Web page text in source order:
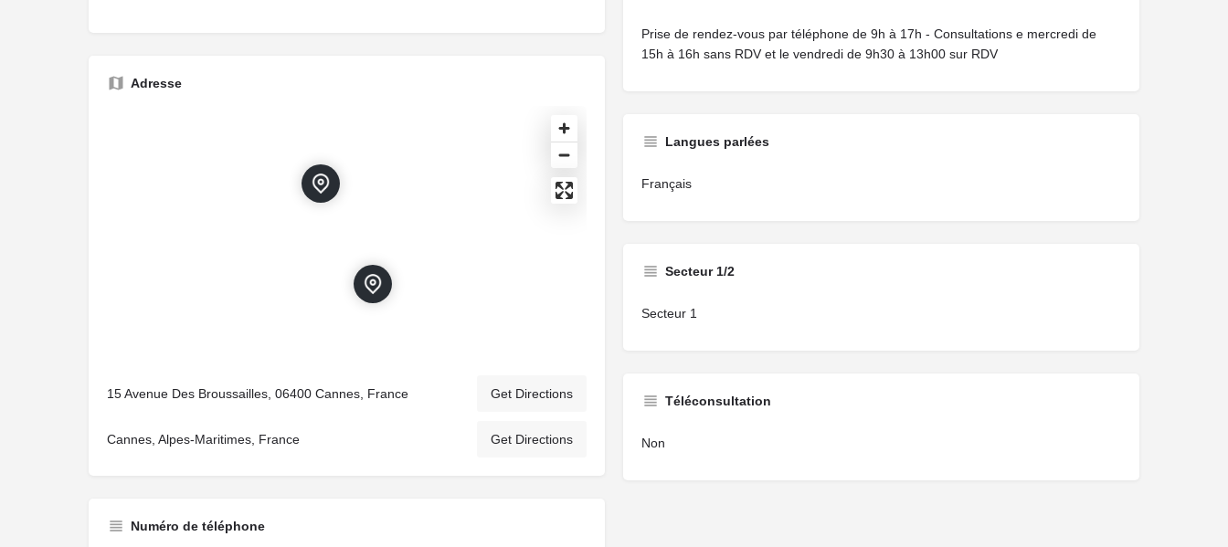
Adresse
15 Avenue Des Broussailles, 06400 Cannes, France Get Directions
Cannes, Alpes-Maritimes, France Get Directions
Numéro de téléphone
Prise de rendez-vous par téléphone de 9h à 17h - Consultations e mercredi de
15h à 16h sans RDV et le vendredi de 9h30 à 13h00 sur RDV
Langues parlées
Français
Secteur 1/2
Secteur 1
Téléconsultation
Non